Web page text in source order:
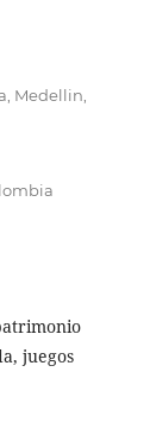
Medellin,
juegos